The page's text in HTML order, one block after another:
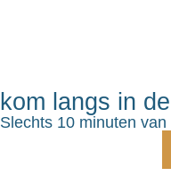
kom langs in
Slechts 10 minuten